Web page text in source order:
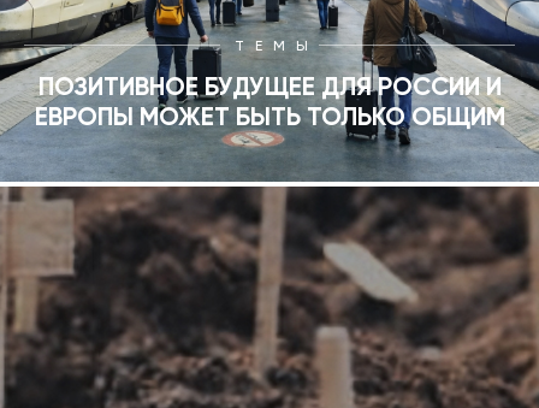
ТЕМЫ
ПОЗИТИВНОЕ БУДУЩЕЕ ДЛЯ РОССИИ И
ЕВРОПЫ МОЖЕТ БЫТЬ ТОЛЬКО ОБЩИМ